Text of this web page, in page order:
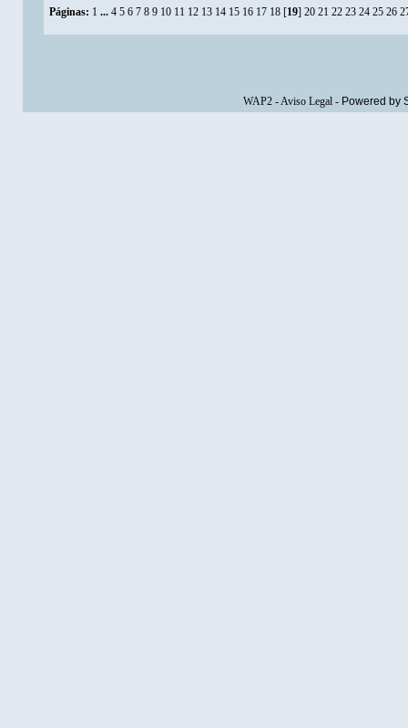
Páginas: 1 ... 4 5 6 7 8 9 10 11 12 13 14 15 16 17 18 [19] 20 21 22 23 24 25 26
WAP2-Aviso Legal- Powered by